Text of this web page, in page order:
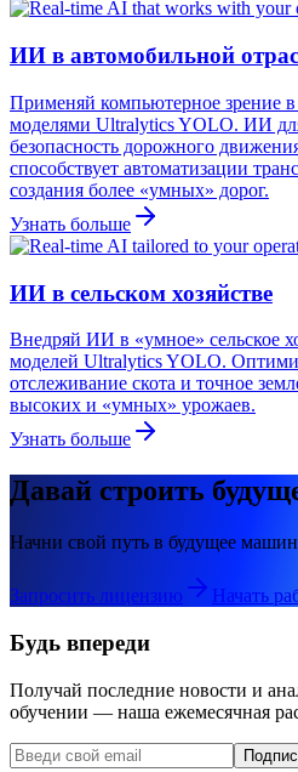
ИИ в автомобильной
Применяй компьютерное зрение
моделями Ultralytics YOLO. ИИ
безопасность дорожного
способствует автоматизации
создания более «умных» дорог.
Узнать больше
ИИ в сельском хозяйстве
Внедряй ИИ в «умное» сельское
моделей Ultralytics YOLO.
отслеживание скота и точное
высоких и «умных» урожаев.
Узнать больше
Давай строить
Начни свой путь в будущее
Запросить лицензию Начать
Будь впереди
Получай последние новости и
обучении — наша ежемесячная